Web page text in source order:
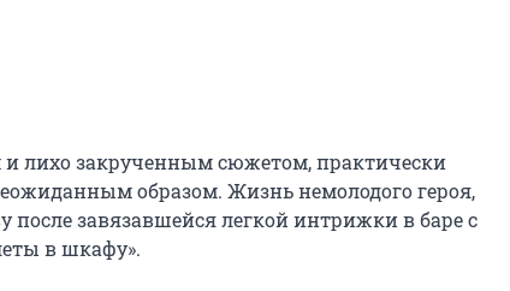
лихо закрученным сюжетом, практически
образом. Жизнь немолодого героя,
после завязавшейся легкой интрижки в баре с
в шкафу».